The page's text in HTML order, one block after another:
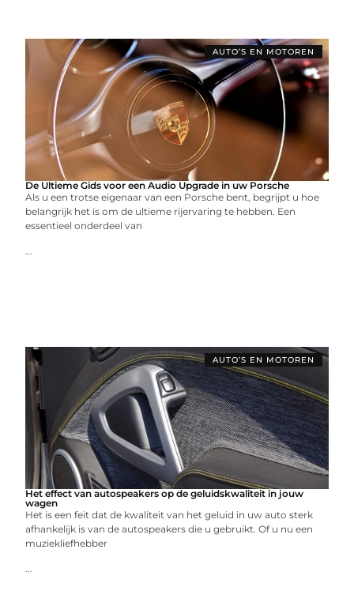
AUTO’S EN MOTOREN
De Ultieme Gids voor een Audio Upgrade in uw Porsche
Als u een trotse eigenaar van een Porsche bent, begrijpt u hoe
belangrijk het is om de ultieme rijervaring te hebben. Een
essentieel onderdeel van
...
AUTO’S EN MOTOREN
Het effect van autospeakers op de geluidskwaliteit in jouw
wagen
Het is een feit dat de kwaliteit van het geluid in uw auto sterk
afhankelijk is van de autospeakers die u gebruikt. Of u nu een
muziekliefhebber
...